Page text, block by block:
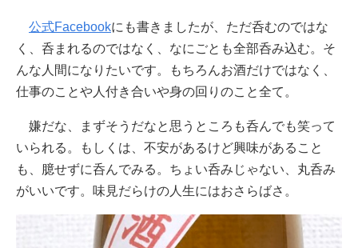
公式Facebookにも書きましたが、ただ呑むのではな
く、呑まれるのではなく、なにごとも全部呑み込む。そ
んな人間になりたいです。もちろんお酒だけではなく、
仕事のことや人付き合いや身の回りのこと全て。
嫌だな、まずそうだなと思うところも呑んでも笑って
いられる。もしくは、不安があるけど興味があること
も、臆せずに呑んでみる。ちょい呑みじゃない、丸呑み
がいいです。味見だらけの人生にはおさらばさ。